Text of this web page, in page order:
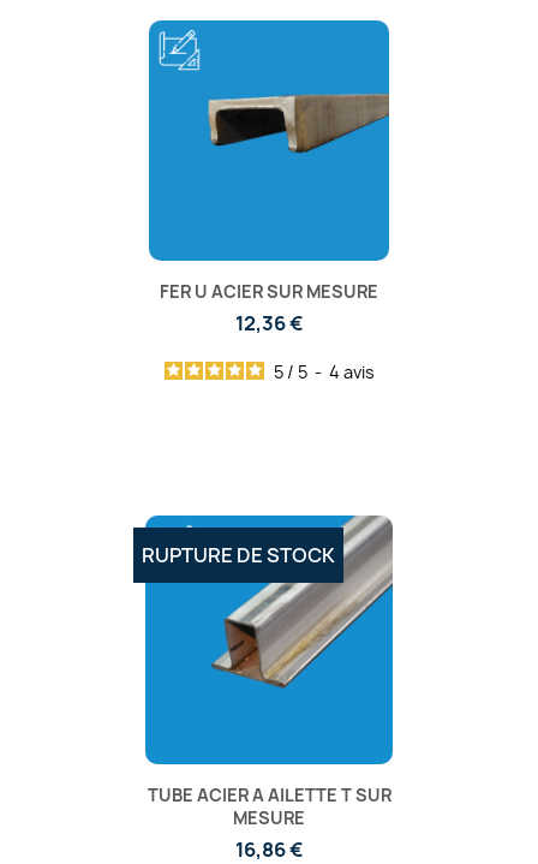
FER U ACIER SUR MESURE
12,36 €
5 / 5 - 4 avis
TUBE ACIER A AILETTE T SUR
MESURE
16,86 €
RUPTURE DE STOCK